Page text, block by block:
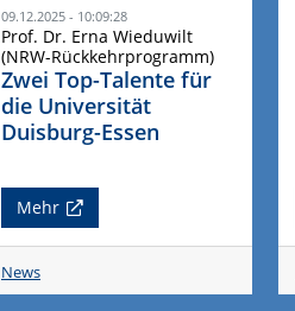
09.12.2025 - 10:09:28
Prof. Dr. Erna Wieduwilt
(NRW-Rückkehrprogramm)
Zwei Top-Talente für
die Universität
Duisburg-Essen
Mehr
News